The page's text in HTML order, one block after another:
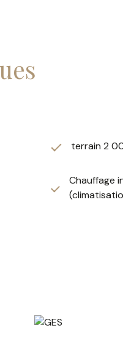
De multiples abris
est dotée de
avec des
et prestations haut de
terrain 2
Chauffage